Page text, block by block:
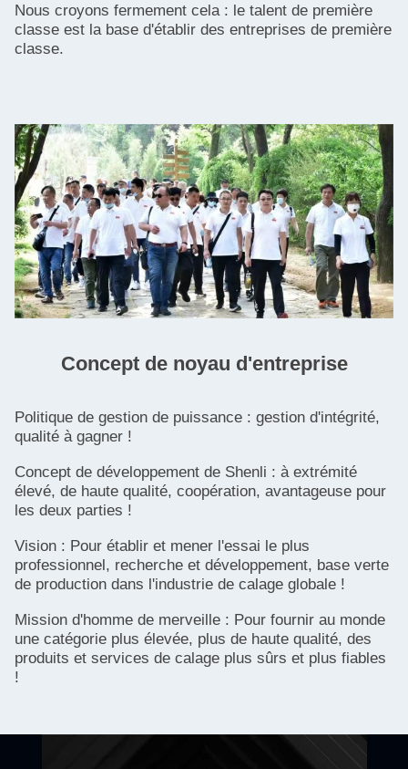
Nous croyons fermement cela : le talent de première
classe est la base d'établir des entreprises de première
classe.
Concept de noyau d'entreprise
Politique de gestion de puissance : gestion d'intégrité,
qualité à gagner !
Concept de développement de Shenli : à extrémité
élevé, de haute qualité, coopération, avantageuse pour
les deux parties !
Vision : Pour établir et mener l'essai le plus
professionnel, recherche et développement, base verte
de production dans l'industrie de calage globale !
Mission d'homme de merveille : Pour fournir au monde
une catégorie plus élevée, plus de haute qualité, des
produits et services de calage plus sûrs et plus fiables
!